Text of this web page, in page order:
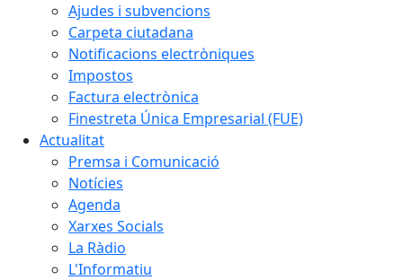
Ajudes i subvencions
Carpeta ciutadana
Notificacions electròniques
Impostos
Factura electrònica
Finestreta Única Empresarial (FUE)
Actualitat
Premsa i Comunicació
Notícies
Agenda
Xarxes Socials
La Ràdio
L'Informatiu